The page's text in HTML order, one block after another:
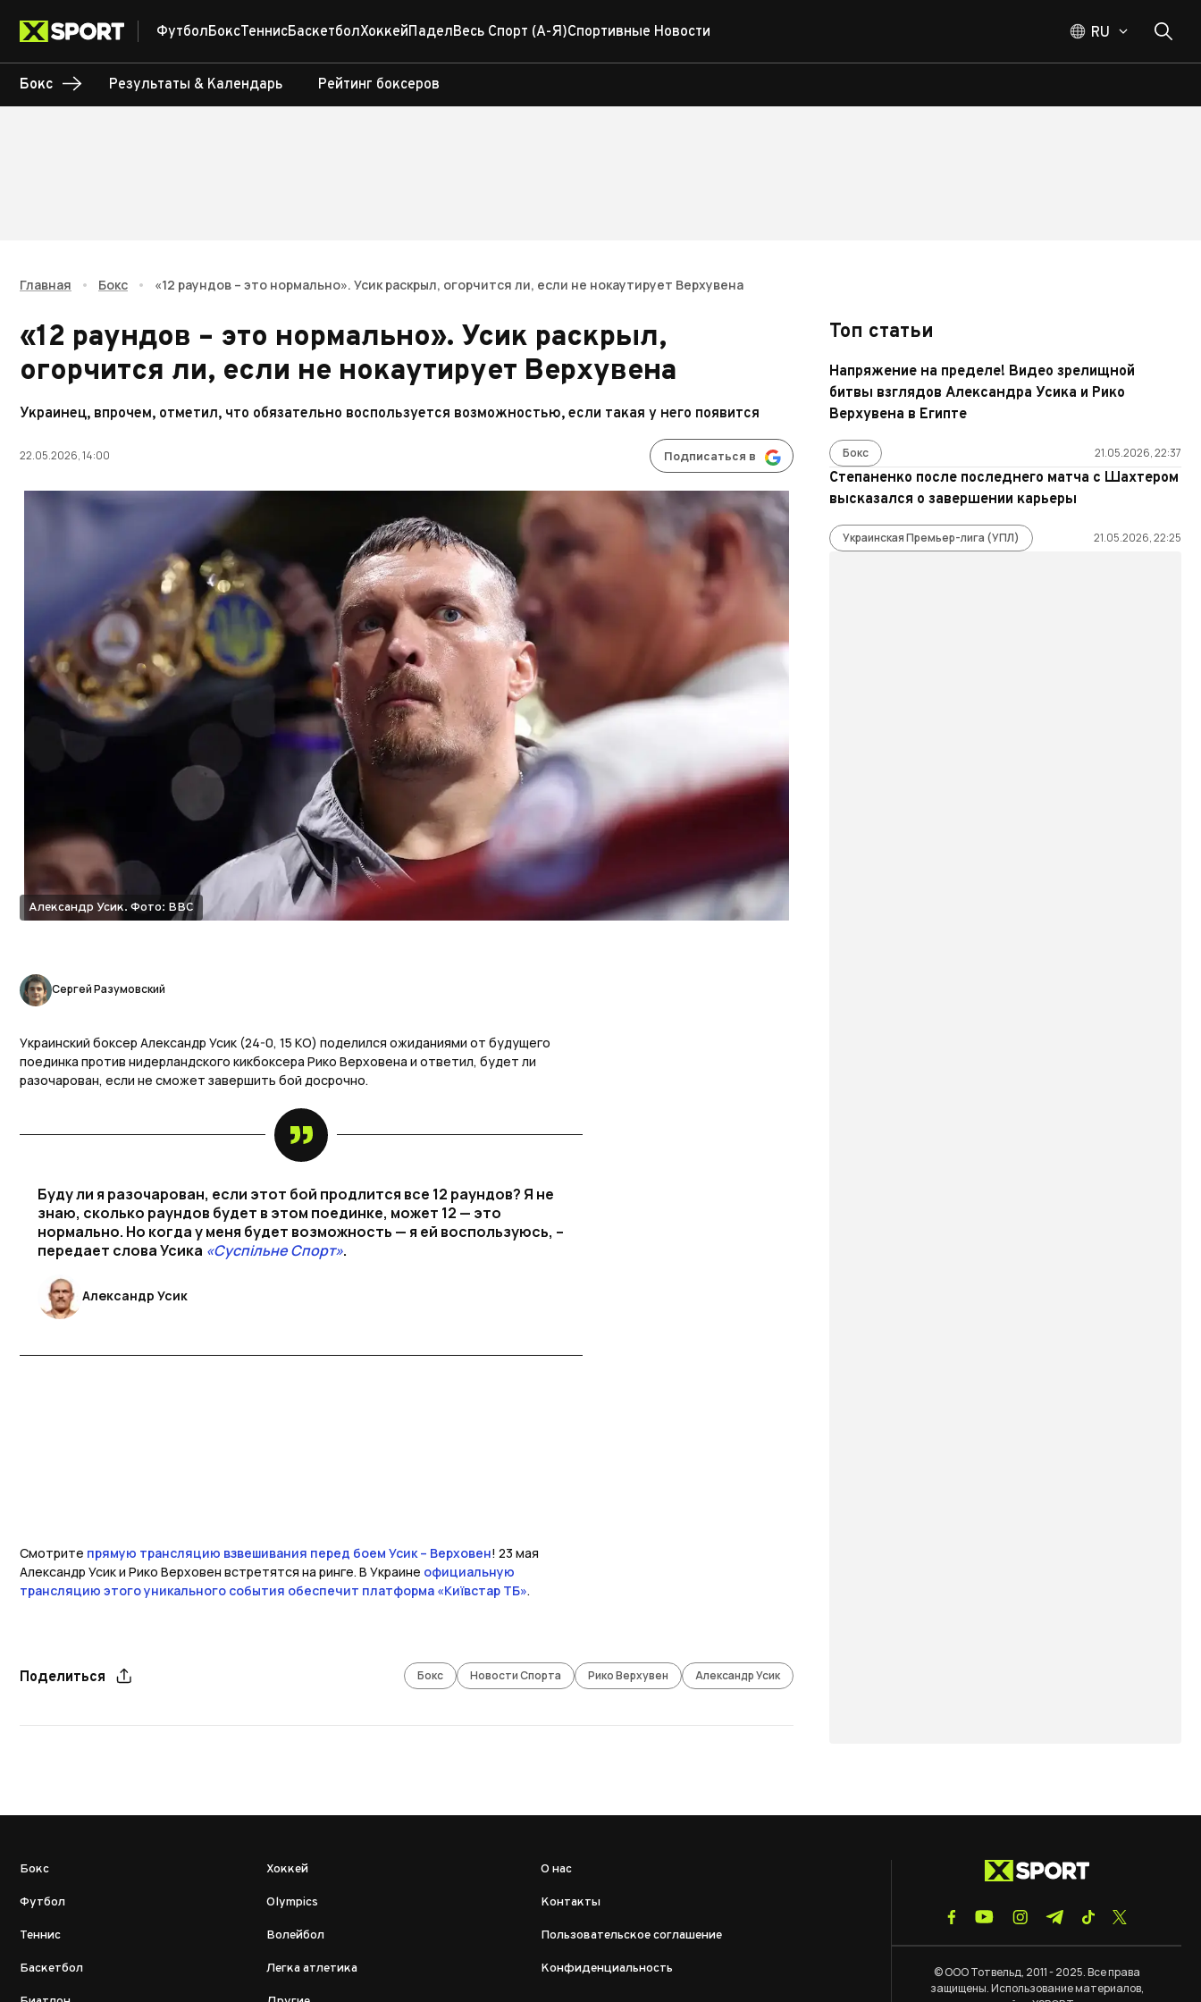
ФутболБоксТеннисБаскетболХоккейПаделВесь Спорт (А-Я)Спортивные Новости RU
Бокс Результаты & Календарь Рейтинг боксеров
Главная • Бокс • «12 раундов – это нормально». Усик раскрыл, огорчится ли, если не нокаутирует Верхувена
«12 раундов – это нормально». Усик раскрыл,
огорчится ли, если не нокаутирует Верхувена
Украинец, впрочем, отметил, что обязательно воспользуется возможностью, если такая у него появится
22.05.2026, 14:00 Подписаться в
Александр Усик. Фото: BBC
Сергей Разумовский
Украинский боксер Александр Усик (24-0, 15 КО) поделился ожиданиями от будущего
поединка против нидерландского кикбоксера Рико Верховена и ответил, будет ли
разочарован, если не сможет завершить бой досрочно.
Буду ли я разочарован, если этот бой продлится все 12 раундов? Я не
знаю, сколько раундов будет в этом поединке, может 12 — это
нормально. Но когда у меня будет возможность — я ей воспользуюсь, –
передает слова Усика «Суспільне Спорт».
Александр Усик
Смотрите прямую трансляцию взвешивания перед боем Усик – Верховен! 23 мая
Александр Усик и Рико Верховен встретятся на ринге. В Украине официальную
трансляцию этого уникального события обеспечит платформа «Київстар ТБ».
Поделиться Бокс Новости Спорта Рико Верхувен Александр Усик
Топ статьи
Напряжение на пределе! Видео зрелищной
битвы взглядов Александра Усика и Рико
Верхувена в Египте
Бокс 21.05.2026, 22:37
Степаненко после последнего матча с Шахтером
высказался о завершении карьеры
Украинская Премьер-лига (УПЛ) 21.05.2026, 22:25
Бокс
Футбол
Теннис
Баскетбол
Хоккей
Olympics
Волейбол
Легка атлетика
О нас
Контакты
Пользовательское соглашение
Конфиденциальность
© ООО Тотвельд, 2011 - 2025. Все права
защищены. Использование материалов,